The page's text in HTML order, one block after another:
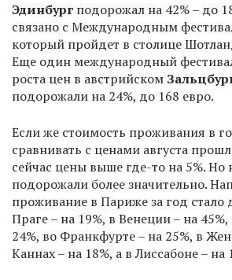
Эдинбург подорожал на 42% – до
связано с Международным
который пройдет в столице
Еще один международный
роста цен в австрийском
подорожали на 24%, до 168 евро.
Если же стоимость проживания в
сравнивать с ценами августа
сейчас цены выше где-то на 5%. Но
подорожали более значительно.
проживание в Париже за год стало
Праге – на 19%, в Венеции – на
24%, во Франкфурте – на 25%, в
Каннах – на 18%, а в Лиссабоне – на